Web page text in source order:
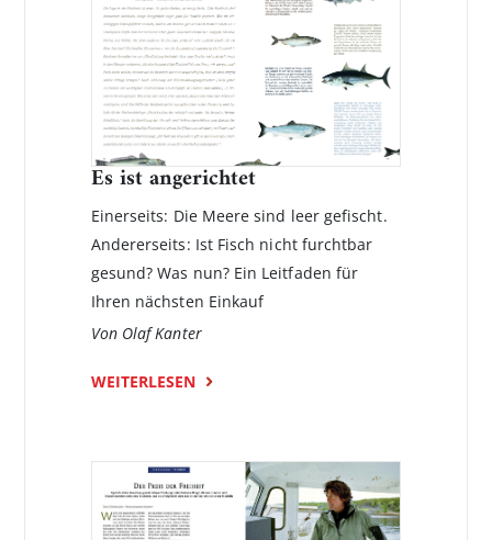
Es ist angerichtet
Einerseits: Die Meere sind leer gefischt.
Andererseits: Ist Fisch nicht furchtbar
gesund? Was nun? Ein Leitfaden für
Ihren nächsten Einkauf
Von Olaf Kanter
WEITERLESEN